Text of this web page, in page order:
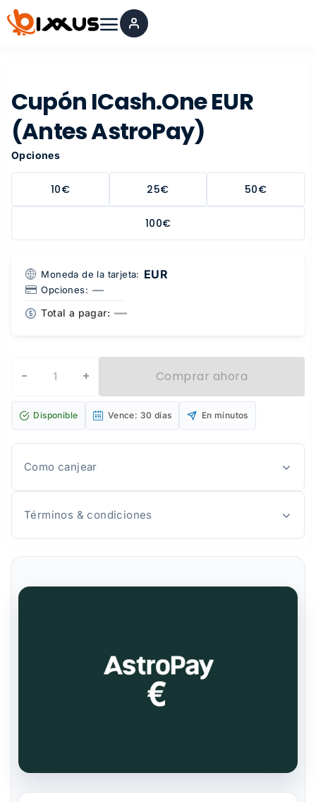
al
Cupón ICash.One EUR
(Antes AstroPay)
Opciones
10€ 25€ 50€
100€
Moneda de la tarjeta: EUR
Opciones: —
Total a pagar: —
− + Comprar ahora
Disponible Vence: 30 días En minutos
Como canjear
Términos & condiciones